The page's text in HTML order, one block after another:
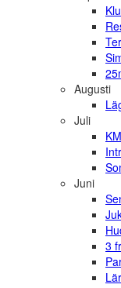
Augusti
Juli
Juni
3